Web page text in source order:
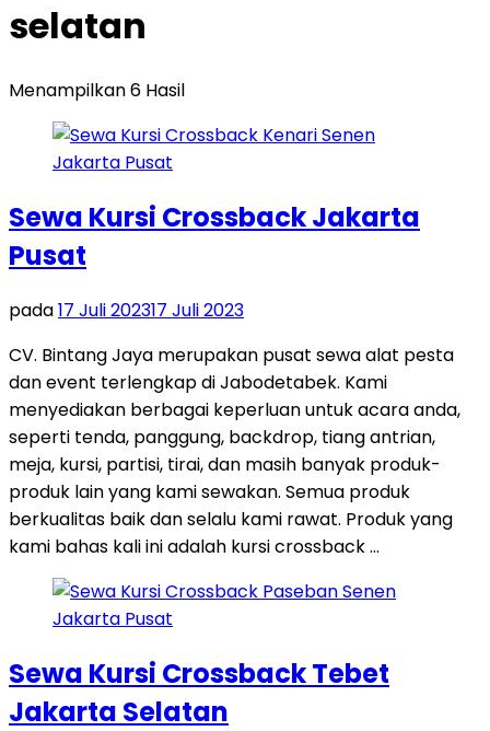
selatan
Menampilkan 6 Hasil
Sewa Kursi Crossback Jakarta
Pusat
pada17 Juli 202317 Juli 2023
CV. Bintang Jaya merupakan pusat sewa alat pesta
dan event terlengkap di Jabodetabek. Kami
menyediakan berbagai keperluan untuk acara anda,
seperti tenda, panggung, backdrop, tiang antrian,
meja, kursi, partisi, tirai, dan masih banyak produk-
produk lain yang kami sewakan. Semua produk
berkualitas baik dan selalu kami rawat. Produk yang
kami bahas kali ini adalah kursi crossback …
Sewa Kursi Crossback Tebet
Jakarta Selatan